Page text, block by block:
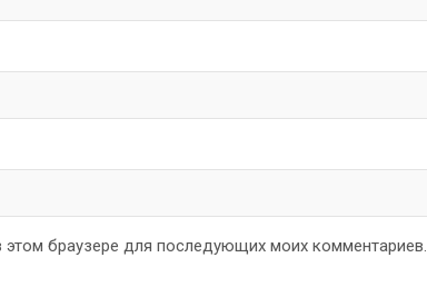
браузере для последующих моих комментариев.